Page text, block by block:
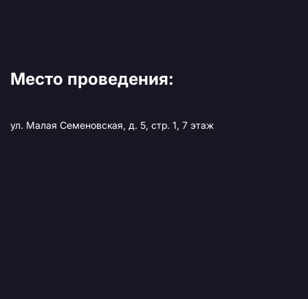
Место проведения:
ул. Малая Семеновская, д. 5, стр. 1, 7 этаж